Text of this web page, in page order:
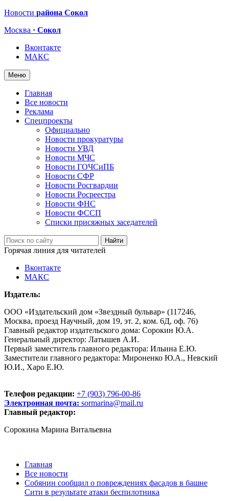
Новости района Сокол
Москва · Сокол
Вконтакте
МАКС
Меню
Главная
Все новости
Реклама
Спецпроекты
Официально
Новости прокуратуры
Новости УВД
Новости МЧС
Новости ГОЧСиПБ
Новости СФР
Новости Росгвардии
Новости Росреестра
Новости ФНС
Новости ФССП
Списки присяжных заседателей
Горячая линия для читателей
Вконтакте
МАКС
Издатель:
ООО «Издательский дом «Звездный бульвар» (117246,
Москва, проезд Научный, дом 19, эт. 2, ком. 6Д, оф. 76)
Главный редактор издательского дома: Сорокин Ю.А.
Генеральный директор: Латышев А.И.
Первый заместитель главного редактора: Ильина Е.Ю.
Заместители главного редактора: Мироненко Ю.А., Невский
Ю.И., Харо Е.Ю.
Телефон редакции: +7 (903) 796-00-86
Электронная почта: sormarina@mail.ru
Главный редактор:
Сорокина Марина Витальевна
Главная
Все новости
Собянин сообщил о повреждениях фасадов в башне
Сити в результате атаки беспилотника